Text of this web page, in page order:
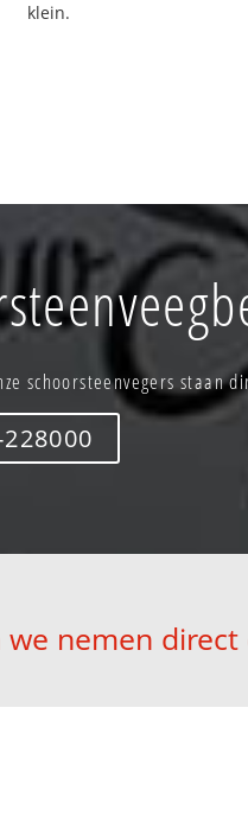
klein.
schoorsteenvegers staan
nemen